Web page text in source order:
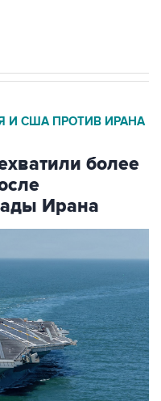
И США ПРОТИВ ИРАНА
более
Ирана